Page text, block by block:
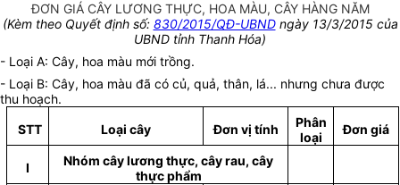
ĐƠN GIÁ CÂY LƯƠNG THỰC, HOA MÀU, CÂY HÀNG NĂM
(Kèm theo Quyết định số: 830/2015/QĐ-UBNDngày 13/3/2015 của
UBND tỉnh Thanh Hóa)
- Loại A: Cây, hoa màu mới trồng.
- Loại B: Cây, hoa màu đã có củ, quả, thân, lá... nhưng chưa được
thu hoạch.
STT
Loại cây Đơn vị tính
Phân
loại
Đơn giá
I
Nhóm cây lương thực, cây rau, cây
thực phẩm